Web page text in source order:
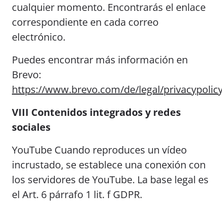
cualquier momento. Encontrarás el enlace
correspondiente en cada correo
electrónico.
Puedes encontrar más información en
Brevo:
https://www.brevo.com/de/legal/
VIII Contenidos integrados y redes
sociales
YouTube Cuando reproduces un vídeo
incrustado, se establece una conexión con
los servidores de YouTube. La base legal es
el Art. 6 párrafo 1 lit. f GDPR.